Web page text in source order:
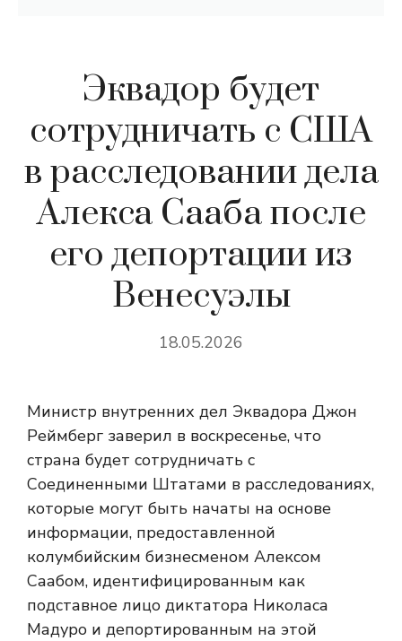
Эквадор будет
сотрудничать с США
в расследовании дела
Алекса Сааба после
его депортации из
Венесуэлы
18.05.2026
Министр внутренних дел Эквадора Джон
Реймберг заверил в воскресенье, что
страна будет сотрудничать с
Соединенными Штатами в расследованиях,
которые могут быть начаты на основе
информации, предоставленной
колумбийским бизнесменом Алексом
Саабом, идентифицированным как
подставное лицо диктатора Николаса
Мадуро и депортированным на этой